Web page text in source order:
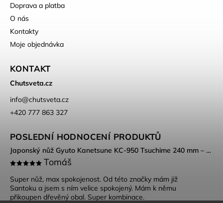
Doprava a platba
O nás
Kontakty
Moje objednávka
KONTAKT
Chutsveta.cz
info@chutsveta.cz
+420 777 863 327
POSLEDNÍ HODNOCENÍ PRODUKTŮ
Japonský nůž Gyuto Kanetsune KC-950 Tsuchime 240 mm – DSR-1K6 ocel, Tsuchime povrch
Tomáš
Super nůž, max spokojenost. Od této značky mám již
Santoku a jsem s ním velice spokojený. Mám k němu
přikoupen dřevěný obal. Super kombinace.